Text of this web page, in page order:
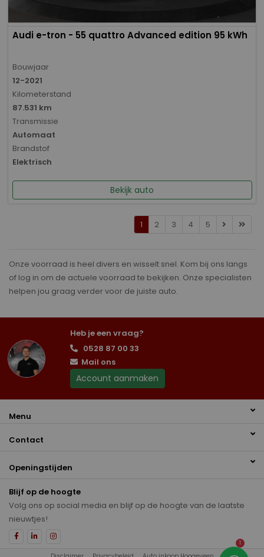
Audi e-tron - 55 quattro Advanced edition 95 kWh
Bouwjaar
12-2021
Kilometerstand
87.531 km
Transmissie
Automaat
Brandstof
Elektrisch
Bekijk auto
1 2 3 4 5
Onze voorraad is heel divers en wisselt snel. Kom bij ons langs
of log in om de actuele voorraad te bekijken. Onze specialisten
helpen jou graag verder voor de juiste auto.
Heb je een vraag?
0528 87 00 33
Mail ons
Account aanmaken
Menu
Contact
Openingstijden
Blijf op de hoogte
Volg ons op social media en blijf op de hoogte van de laatste
nieuwtjes!
1